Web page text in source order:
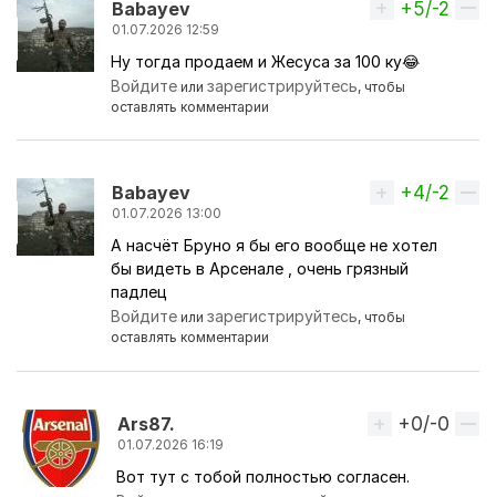
Babayev
01.07.2026 12:59
Вверх
+5/-2
Ну тогда продаем и Жесуса за 100 ку😂
Войдите илизарегистрируйтесь, чтобы
оставлять комментарии
Babayev
01.07.2026 13:00
Вверх
+4/-2
А насчёт Бруно я бы его вообще не хотел
бы видеть в Арсенале , очень грязный
падлец
Войдите илизарегистрируйтесь, чтобы
оставлять комментарии
Ars87.
01.07.2026 16:19
Вверх
+0/-0
Вот тут с тобой полностью согласен.